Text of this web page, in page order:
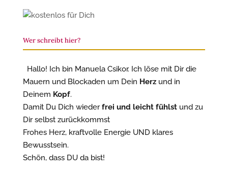
Wer schreibt hier?
Hallo! Ich bin Manuela Csikor. Ich löse mit Dir die
Mauern und Blockaden um Dein Herzund in
Deinem Kopf.
Damit Du Dich wiederfrei und leicht fühlstund zu
Dir selbst zurückkommst
Frohes Herz, kraftvolle Energie UND klares
Bewusstsein.
Schön, dass DU da bist!